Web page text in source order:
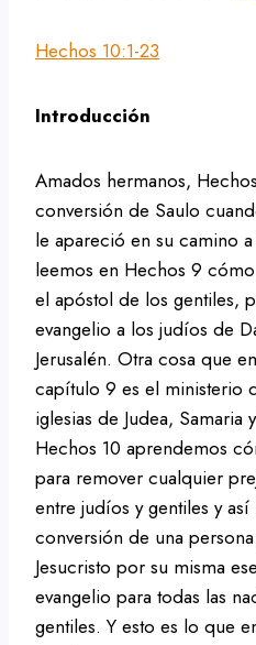
Hechos 10:1-23
Introducción
Amados hermanos,
conversión de Saulo
le apareció en su camino
leemos en Hechos 9
el apóstol de los gentiles,
evangelio a los judíos de
Jerusalén. Otra cosa que
capítulo 9 es el ministerio
iglesias de Judea, Samaria
Hechos 10 aprendemos
para remover cualquier
entre judíos y gentiles y
conversión de una
Jesucristo por su misma
evangelio para todas las
gentiles. Y esto es lo que